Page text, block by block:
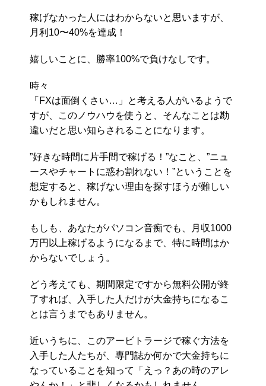
稼げなかった人にはわからないと思いますが、
月利10〜40%を達成！
嬉しいことに、勝率100%で負けなしです。
時々
「FXは面倒くさい…」と考える人がいるようで
すが、このノウハウを使うと、そんなことは勘
違いだと思い知らされることになります。
”好きな時間に片手間で稼げる！”なこと、”ニュ
ースやチャートに惑わ割れない！”ということを
想定すると、稼げない理由を探すほうが難しい
かもしれません。
もしも、あなたがパソコン音痴でも、月収1000
万円以上稼げるようになるまで、特に時間はか
からないでしょう。
どう考えても、期間限定ですから無料公開が終
了すれば、入手した人だけが大金持ちになるこ
とは言うまでもありません。
近いうちに、このアービトラージで稼ぐ方法を
入手した人たちが、専門誌か何かで大金持ちに
なっていることを知って「えっ？あの時のアレ